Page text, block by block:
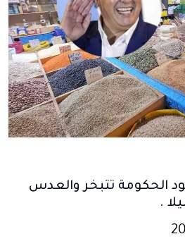
الحكومة تتبخر والعدس
.